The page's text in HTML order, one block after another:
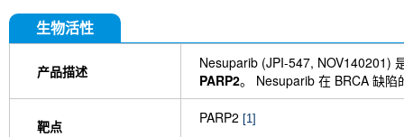
(Palacaparib)
生物活性
产品描述
Nesuparib (JPI-547, NOV140201)
PARP2。 Nesuparib 在 BRCA 缺陷
靶点 PARP2 [1]